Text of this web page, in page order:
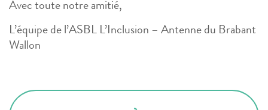
Avec toute notre amitié,
L’équipe de l’ASBL L’Inclusion – Antenne du Brabant
Wallon